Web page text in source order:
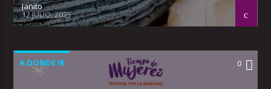
Janito
12 JULIO, 2025
A DONDE IR 0